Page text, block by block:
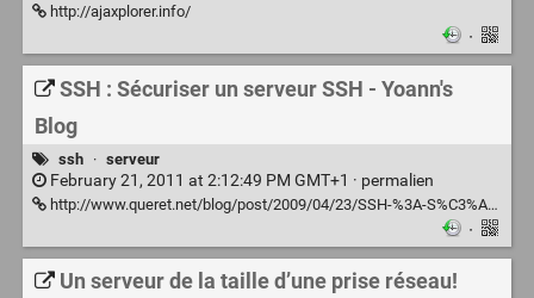
http://ajaxplorer.info/
·
SSH : Sécuriser un serveur SSH - Yoann's
Blog
ssh · serveur
February 21, 2011 at 2:12:49 PM GMT+1 · permalien
http://www.queret.net/blog/post/2009/04/23/SSH-%3A-S%C3%A9curiser-un-serveur-SSH
·
Un serveur de la taille d’une prise réseau!